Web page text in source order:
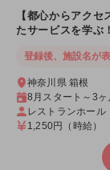
【都心からアク
たサービスを学ぶ
登録後、施設名が
神奈川県 箱根
8月スタート～3ヶ
レストランホール
1,250円
（時給）